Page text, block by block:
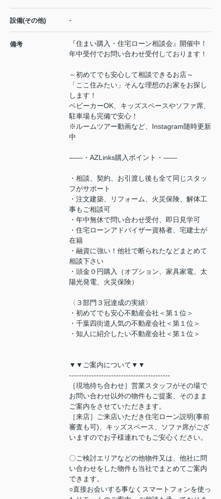
設備(その他) -
備考
『住まい購入・住宅ローン相談会』開催中！
年中受付でお問い合わせ受付しております！
～初めてでも安心して相談できるお店～
「ここ住みたい」そんな理想のお家をお探し
します！
ベビーカーOK、キッズスペースやソファ席、
駐車場も完備で安心！
※ルームツアー動画など、Instagram随時更新
中
――・AZLinks購入ポイント・――
・相談、契約、お引渡し後も全て同じスタッ
フがサポート
・注文建築、リフォーム、火災保険、解体工
事もご相談可
・年中無休で問い合わせ受付、即日見学可
・住宅ローンアドバイザー資格者、宅建士が
在籍
・融資に強い！他社で断られたなどまとめて
相談下さい
・頭金０円購入（オプション、家具家電、太
陽光発電、火災保険）
〈３部門３冠達成の実績〉
・初めてでも安心不動産会社＜第１位＞
・千葉四街道人気の不動産会社＜第１位＞
・知人に紹介したい不動産会社＜第１位＞
▼▼ご案内について▼▼
-----------------------------------------
［現地待ち合わせ］営業スタッフがその場で
お問い合わせ以外の物件もご提案、そのまま
ご案内をさせていただきます。
［来店］ご来店いただき住宅ローン説明(事前
審査も可)、キッズスペース、ソファ席がござ
いますのでお子様連れでもご安心ください。
〇ご検討エリアなどの他物件又は、他社に問
い合わせをした物件も当社でまとめてご案内
できます。
○直接お会いする事なくスマートフォンを使っ